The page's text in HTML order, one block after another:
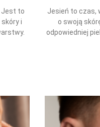
Jest to
i
Jesień to czas,
o swoją
odpowiedniej